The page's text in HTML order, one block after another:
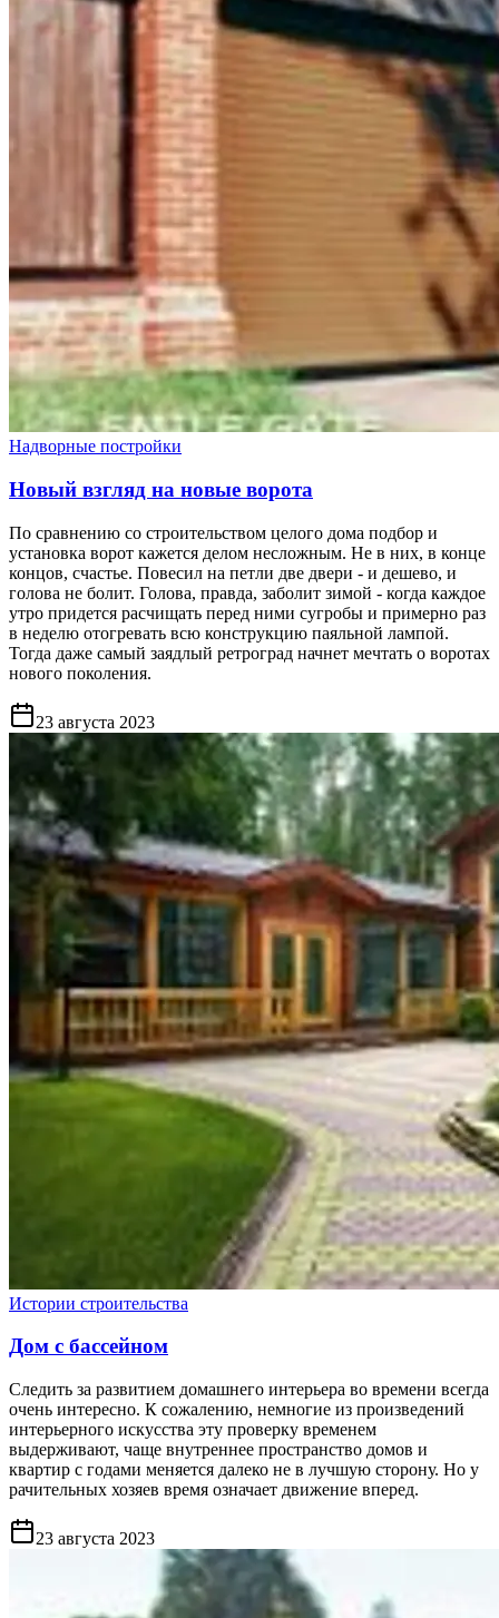
Надворные постройки
Новый взгляд на новые ворота
По сравнению со строительством целого дома подбор и
установка ворот кажется делом несложным. Не в них, в конце
концов, счастье. Повесил на петли две двери - и дешево, и
голова не болит. Голова, правда, заболит зимой - когда каждое
утро придется расчищать перед ними сугробы и примерно раз
в неделю отогревать всю конструкцию паяльной лампой.
Тогда даже самый заядлый ретроград начнет мечтать о воротах
нового поколения.
23 августа 2023
Истории строительства
Дом с бассейном
Следить за развитием домашнего интерьера во времени всегда
очень интересно. К сожалению, немногие из произведений
интерьерного искусства эту проверку временем
выдерживают, чаще внутреннее пространство домов и
квартир с годами меняется далеко не в лучшую сторону. Но у
рачительных хозяев время означает движение вперед.
23 августа 2023